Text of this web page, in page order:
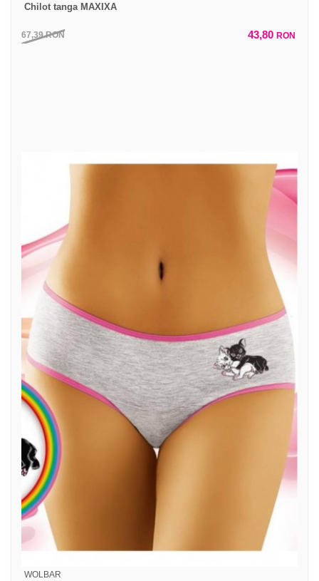
Chilot tanga MAXIXA
67,39RON 43,80 RON
WOLBAR